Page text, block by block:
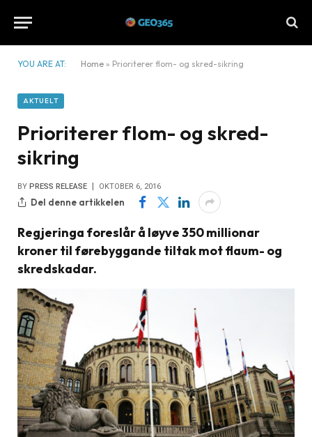
YOU ARE AT: Home » Prioriterer flom- og skred-sikring
AKTUELT
Prioriterer flom- og skred-
sikring
BY PRESS RELEASE OKTOBER 6, 2016
Del denne artikkelen
Regjeringa foreslår å løyve 350 millionar
kroner til førebyggande tiltak mot flaum- og
skredskadar.